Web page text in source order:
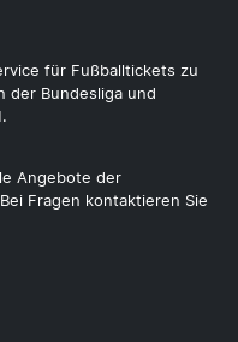
für Fußballtickets zu
der Bundesliga und
Angebote der
Fragen kontaktieren Sie